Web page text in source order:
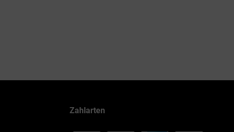
Zahlarten